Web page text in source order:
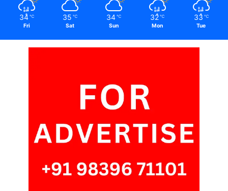
34 ℃
Fri
35 ℃
Sat
34 ℃
Sun
32 ℃
Mon
33 ℃
Tue